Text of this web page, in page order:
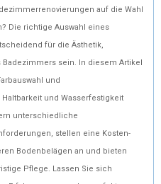
auf die Wahl
Die richtige Auswahl eines
für die Ästhetik,
sein. In diesem Artikel
und
und Wasserfestigkeit
unterschiedliche
stellen eine Kosten-
Bodenbelägen an und bieten
Pflege. Lassen Sie sich